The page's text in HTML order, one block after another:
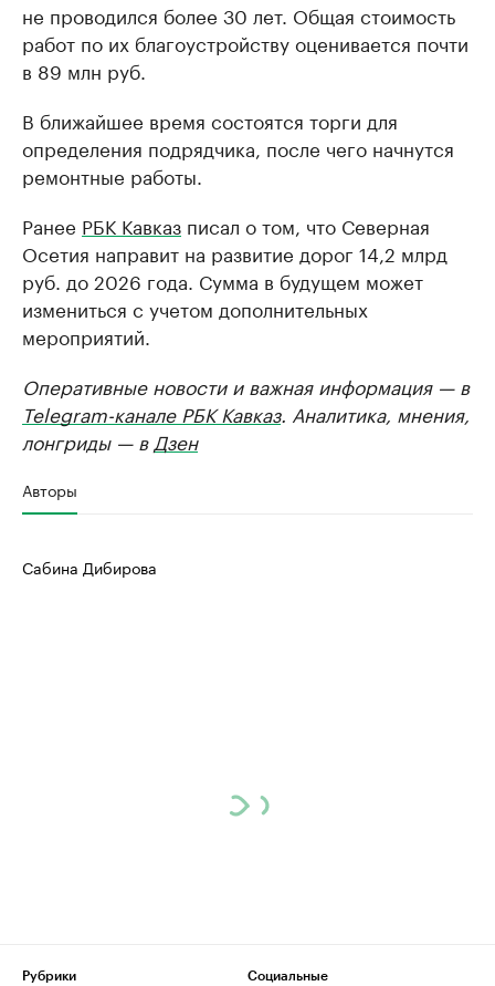
не проводился более 30 лет. Общая стоимость
работ по их благоустройству оценивается почти
в 89 млн руб.
В ближайшее время состоятся торги для
определения подрядчика, после чего начнутся
ремонтные работы.
Ранее РБК Кавказ писал о том, что Северная
Осетия направит на развитие дорог 14,2 млрд
руб. до 2026 года. Сумма в будущем может
измениться с учетом дополнительных
мероприятий.
Оперативные новости и важная информация — в
Telegram-канале РБК Кавказ. Аналитика, мнения,
лонгриды — в Дзен
Авторы
Сабина Дибирова
Рубрики
Социальные